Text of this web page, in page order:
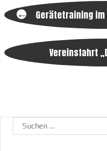
Post
navigation
← Gerätetraining im
Vereinsfahrt
Suchen
nach: